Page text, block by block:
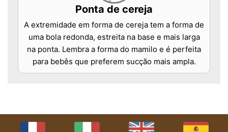
Ponta de cereja
A extremidade em forma de cereja tem a forma de
uma bola redonda, estreita na base e mais larga
na ponta. Lembra a forma do mamilo e é perfeita
para bebês que preferem sucção mais ampla.